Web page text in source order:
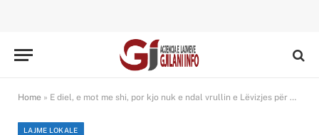
Home » E diel, e mot me shi, por kjo nuk e ndal vrullin e Lëvizjes për fitoren e madhe të 12 tetorit!
LAJME LOKALE